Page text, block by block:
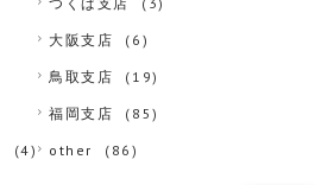
大阪支店 (6)
鳥取支店 (19)
福岡支店 (85)
(4) other (86)